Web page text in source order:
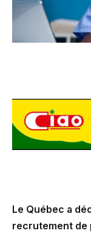
Le Québec a
recrutement de